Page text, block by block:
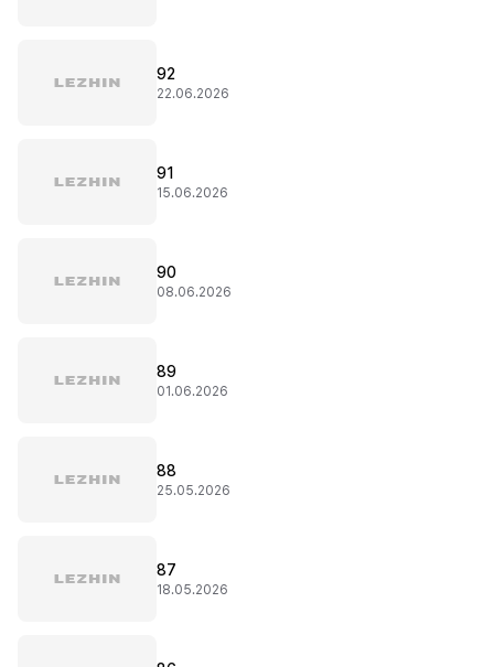
92
22.06.2026
91
15.06.2026
90
08.06.2026
89
01.06.2026
88
25.05.2026
87
18.05.2026